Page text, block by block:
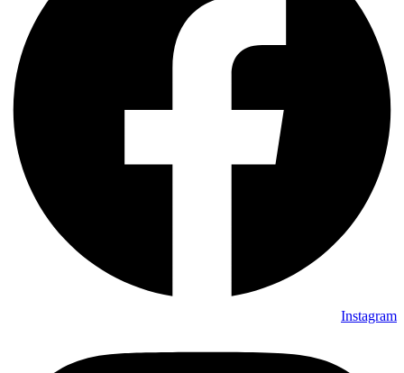
Instagram